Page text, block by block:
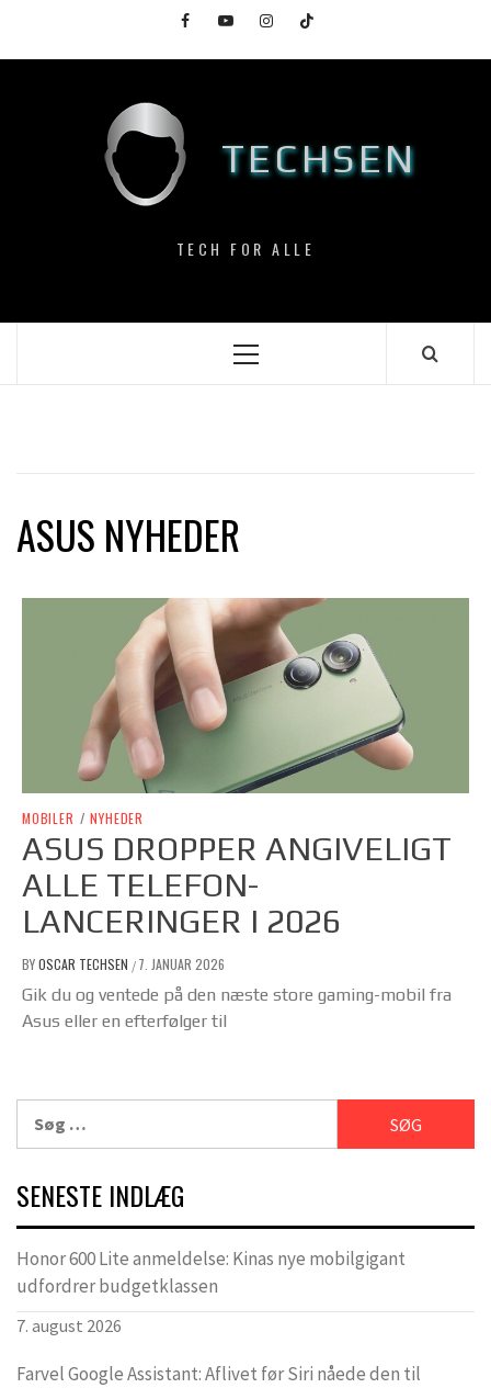
content
FacebookYouTubeInstagramTikTok
TECHSEN
TECH FOR ALLE
Primary
ASUS NYHEDER
MOBILER / NYHEDER
ASUS DROPPER ANGIVELIGT
ALLE TELEFON-
LANCERINGER I 2026
BYOSCAR TECHSEN / 7. JANUAR 2026
Gik du og ventede på den næste store gaming-mobil fra
Asus eller en efterfølger til
efter:
SENESTE INDLÆG
Honor 600 Lite anmeldelse: Kinas nye mobilgigant
udfordrer budgetklassen
7. august 2026
Farvel Google Assistant: Aflivet før Siri nåede den til